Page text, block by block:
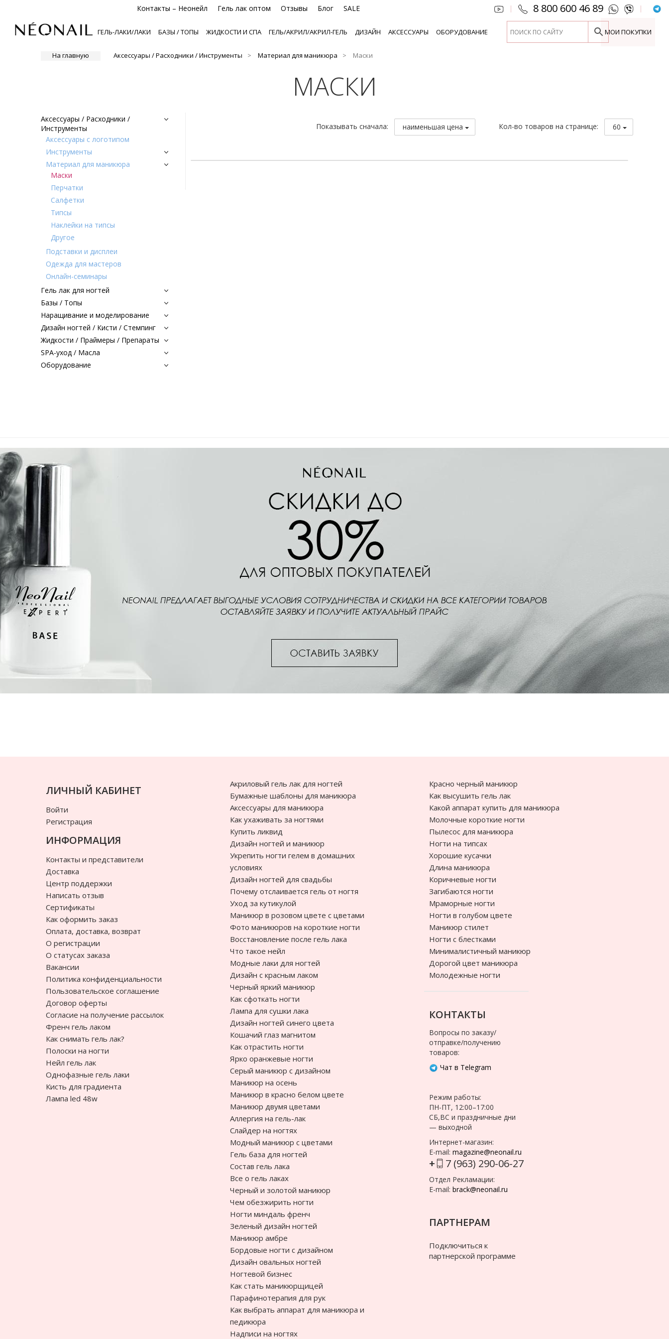
Контакты – Неонейл Гель лак оптом Отзывы Блог SALE | 8 800 600 46 89 |
ГЕЛЬ-ЛАКИ/ЛАКИ БАЗЫ / ТОПЫ ЖИДКОСТИ И СПА ГЕЛЬ/АКРИЛ/АКРИЛ-ГЕЛЬ ДИЗАЙН АКСЕССУАРЫ ОБОРУДОВАНИЕ МОИ ПОКУПКИ
На главную Аксессуары / Расходники / Инструменты Материал для маникюра Маски
МАСКИ
Аксессуары / Расходники /
Инструменты
Аксессуары с логотипом
Инструменты
Материал для маникюра
Маски
Перчатки
Салфетки
Типсы
Наклейки на типсы
Другое
Подставки и дисплеи
Одежда для мастеров
Онлайн-семинары
Гель лак для ногтей
Базы / Топы
Наращивание и моделирование
Дизайн ногтей / Кисти / Стемпинг
Жидкости / Праймеры / Препараты
SPA-уход / Масла
Оборудование
Показывать сначала: наименьшая цена Кол-во товаров на странице: 60
ЛИЧНЫЙ КАБИНЕТ
Войти
Регистрация
ИНФОРМАЦИЯ
Контакты и представители
Доставка
Центр поддержки
Написать отзыв
Сертификаты
Как оформить заказ
Оплата, доставка, возврат
О регистрации
О статусах заказа
Вакансии
Политика конфиденциальности
Пользовательское соглашение
Договор оферты
Согласие на получение рассылок
Френч гель лаком
Как снимать гель лак?
Полоски на ногти
Нейл гель лак
Однофазные гель лаки
Кисть для градиента
Лампа led 48w
Акриловый гель лак для ногтей
Бумажные шаблоны для маникюра
Аксессуары для маникюра
Как ухаживать за ногтями
Купить ликвид
Дизайн ногтей и маникюр
Укрепить ногти гелем в домашних
условиях
Дизайн ногтей для свадьбы
Почему отслаивается гель от ногтя
Уход за кутикулой
Маникюр в розовом цвете с цветами
Фото маникюров на короткие ногти
Восстановление после гель лака
Что такое нейл
Модные лаки для ногтей
Дизайн с красным лаком
Черный яркий маникюр
Как сфоткать ногти
Лампа для сушки лака
Дизайн ногтей синего цвета
Кошачий глаз магнитом
Как отрастить ногти
Ярко оранжевые ногти
Cерый маникюр с дизайном
Маникюр на осень
Маникюр в красно белом цвете
Маникюр двумя цветами
Аллергия на гель-лак
Слайдер на ногтях
Модный маникюр с цветами
Гель база для ногтей
Состав гель лака
Все о гель лаках
Черный и золотой маникюр
Чем обезжирить ногти
Ногти миндаль френч
Зеленый дизайн ногтей
Маникюр амбре
Бордовые ногти с дизайном
Дизайн овальных ногтей
Ногтевой бизнес
Как стать маникюрщицей
Парафинотерапия для рук
Как выбрать аппарат для маникюра и
педикюра
Надписи на ногтях
Красно черный маникюр
Как высушить гель лак
Какой аппарат купить для маникюра
Молочные короткие ногти
Пылесос для маникюра
Ногти на типсах
Хорошие кусачки
Длина маникюра
Коричневые ногти
Загибаются ногти
Мраморные ногти
Ногти в голубом цвете
Маникюр стилет
Ногти с блестками
Минималистичный маникюр
Дорогой цвет маникюра
Молодежные ногти
КОНТАКТЫ
Вопросы по заказу/
отправке/получению
товаров:
Чат в Telegram
Режим работы:
ПН-ПТ, 12:00–17:00
СБ,ВС и праздничные дни
— выходной
Интернет-магазин:
E-mail: magazine@neonail.ru
+ 7 (963) 290-06-27
Отдел Рекламации:
E-mail: brack@neonail.ru
ПАРТНЕРАМ
Подключиться к
партнерской программе